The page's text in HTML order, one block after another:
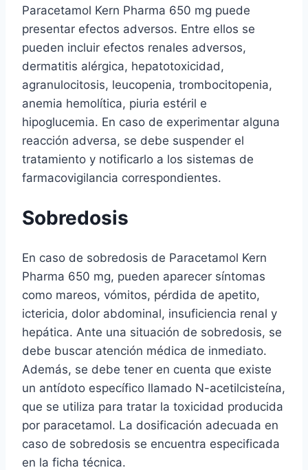
Paracetamol Kern Pharma 650 mg puede
presentar efectos adversos. Entre ellos se
pueden incluir efectos renales adversos,
dermatitis alérgica, hepatotoxicidad,
agranulocitosis, leucopenia, trombocitopenia,
anemia hemolítica, piuria estéril e
hipoglucemia. En caso de experimentar alguna
reacción adversa, se debe suspender el
tratamiento y notificarlo a los sistemas de
farmacovigilancia correspondientes.
Sobredosis
En caso de sobredosis de Paracetamol Kern
Pharma 650 mg, pueden aparecer síntomas
como mareos, vómitos, pérdida de apetito,
ictericia, dolor abdominal, insuficiencia renal y
hepática. Ante una situación de sobredosis, se
debe buscar atención médica de inmediato.
Además, se debe tener en cuenta que existe
un antídoto específico llamado N-acetilcisteína,
que se utiliza para tratar la toxicidad producida
por paracetamol. La dosificación adecuada en
caso de sobredosis se encuentra especificada
en la ficha técnica.